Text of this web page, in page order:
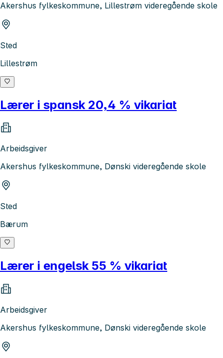
Akershus fylkeskommune, Lillestrøm videregående skole
Sted
Lillestrøm
Lærer i spansk 20,4 % vikariat
Arbeidsgiver
Akershus fylkeskommune, Dønski videregående skole
Sted
Bærum
Lærer i engelsk 55 % vikariat
Arbeidsgiver
Akershus fylkeskommune, Dønski videregående skole